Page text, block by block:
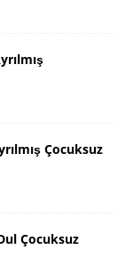
Çocuksuz
Çocuksuz